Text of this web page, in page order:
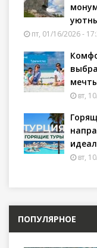
пт, 01/16/2026 -
вт,
вт,
ПОПУЛЯРНОЕ